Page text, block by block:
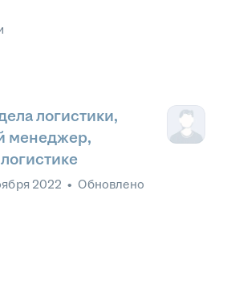
логистики,
менеджер,
2022 • Обновлено